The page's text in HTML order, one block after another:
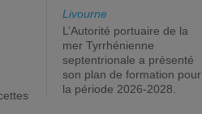
Livourne
L’Autorité portuaire de la
mer Tyrrhénienne
septentrionale a présenté
son plan de formation pour
la période 2026-2028.